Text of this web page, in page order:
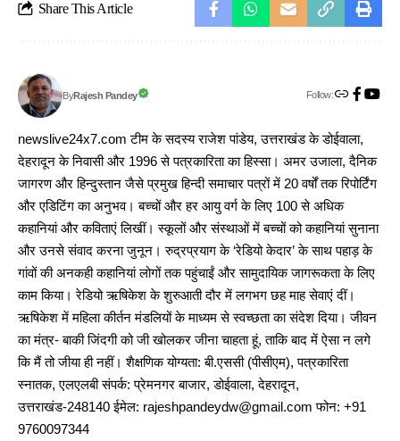
Share This Article
ByRajesh Pandey Follow:
newslive24x7.com टीम के सदस्य राजेश पांडेय, उत्तराखंड के डोईवाला,
देहरादून के निवासी और 1996 से पत्रकारिता का हिस्सा। अमर उजाला, दैनिक
जागरण और हिन्दुस्तान जैसे प्रमुख हिन्दी समाचार पत्रों में 20 वर्षों तक रिपोर्टिंग
और एडिटिंग का अनुभव। बच्चों और हर आयु वर्ग के लिए 100 से अधिक
कहानियां और कविताएं लिखीं। स्कूलों और संस्थाओं में बच्चों को कहानियां सुनाना
और उनसे संवाद करना जुनून। रुद्रप्रयाग के ‘रेडियो केदार’ के साथ पहाड़ के
गांवों की अनकही कहानियां लोगों तक पहुंचाईं और सामुदायिक जागरूकता के लिए
काम किया। रेडियो ऋषिकेश के शुरुआती दौर में लगभग छह माह सेवाएं दीं।
ऋषिकेश में महिला कीर्तन मंडलियों के माध्यम से स्वच्छता का संदेश दिया। जीवन
का मंत्र- बाकी जिंदगी को जी खोलकर जीना चाहता हूं, ताकि बाद में ऐसा न लगे
कि मैं तो जीया ही नहीं। शैक्षणिक योग्यता: बी.एससी (पीसीएम), पत्रकारिता
स्नातक, एलएलबी संपर्क: प्रेमनगर बाजार, डोईवाला, देहरादून,
उत्तराखंड-248140 ईमेल: rajeshpandeydw@gmail.com फोन: +91
9760097344